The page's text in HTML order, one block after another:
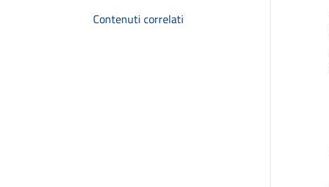
Contenuti correlati